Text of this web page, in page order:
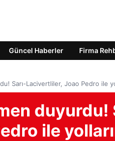
Güncel Haberler Firma
Sarı-Lacivertliler, Joao Pedro ile
duyurdu!
ile